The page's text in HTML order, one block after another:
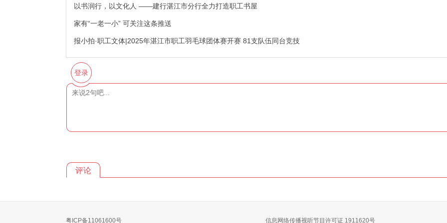
以书润行，以文化人 ——建行湛江市分行全力打造职工书屋
家有“一老一小” 可关注这条推送
报小拍·职工文体|2025年湛江市职工羽毛球团体赛开赛 81支队伍同台竞技
登录
评论
粤ICP备11061600号 信息网络传播视听节目许可证 1911620号